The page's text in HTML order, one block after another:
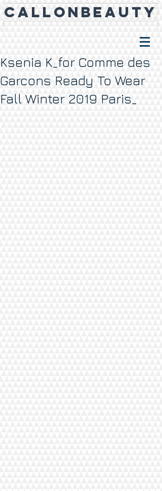
CALLONBEAUTY
Ksenia K_for Comme des
Garcons Ready To Wear
Fall Winter 2019 Paris_